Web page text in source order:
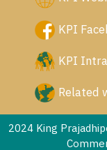
KPI
KPI
Related
2024 King